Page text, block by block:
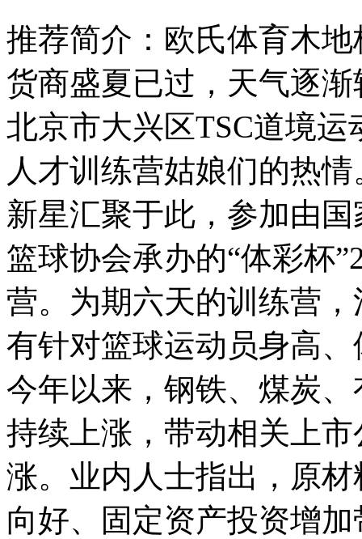
推荐简介：欧氏体育木
货商盛夏已过，天气逐
北京市大兴区TSC道境
人才训练营姑娘们的热
新星汇聚于此，参加由
篮球协会承办的“体彩杯
营。为期六天的训练营
有针对篮球运动员身高、
今年以来，钢铁、煤炭
持续上涨，带动相关上
涨。业内人士指出，原
向好、固定资产投资增